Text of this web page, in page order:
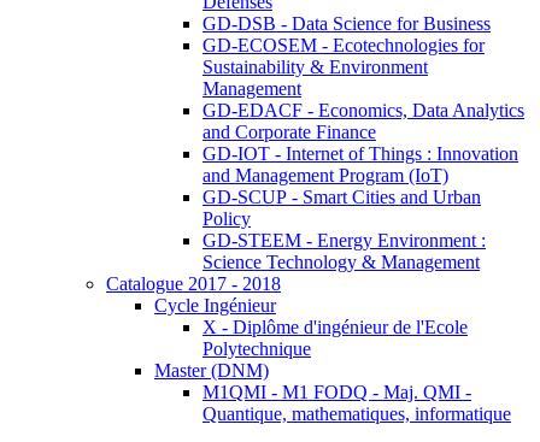
GD-DSB - Data Science for Business
GD-ECOSEM - Ecotechnologies for
Sustainability & Environment
Management
GD-EDACF - Economics, Data Analytics
and Corporate Finance
GD-IOT - Internet of Things : Innovation
and Management Program (IoT)
GD-SCUP - Smart Cities and Urban
Policy
GD-STEEM - Energy Environment :
Science Technology & Management
Catalogue 2017 - 2018
Cycle Ingénieur
X - Diplôme d'ingénieur de l'Ecole
Polytechnique
Master (DNM)
M1QMI - M1 FODQ - Maj. QMI -
Quantique, mathematiques, informatique